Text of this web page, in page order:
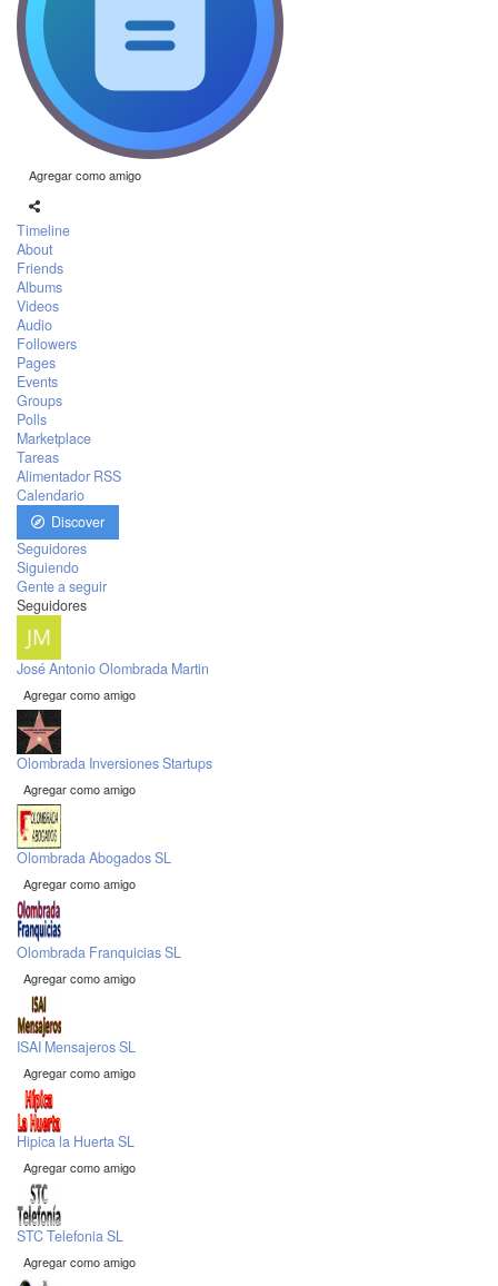
Agregar como amigo
Timeline
About
Friends
Albums
Videos
Audio
Followers
Pages
Events
Groups
Polls
Marketplace
Tareas
Alimentador RSS
Calendario
Discover
Seguidores
Siguiendo
Gente a seguir
Seguidores
José Antonio Olombrada Martin
Agregar como amigo
Olombrada Inversiones Startups
Agregar como amigo
Olombrada Abogados SL
Agregar como amigo
Olombrada Franquicias SL
Agregar como amigo
ISAI Mensajeros SL
Agregar como amigo
Hipica la Huerta SL
Agregar como amigo
STC Telefonia SL
Agregar como amigo